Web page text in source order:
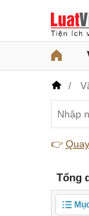
👉
Tổng